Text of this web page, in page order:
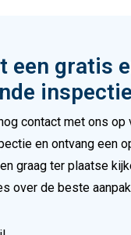
een gratis
inspectie
contact met ons op
en ontvang een
graag ter plaatse
over de beste